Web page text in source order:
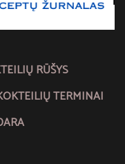
RŪŠYS
TERMINAI